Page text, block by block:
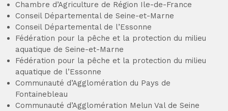
Chambre d’Agriculture de Région Ile-de-France
Conseil Départemental de Seine-et-Marne
Conseil Départemental de l’Essonne
Fédération pour la pêche et la protection du milieu
aquatique de Seine-et-Marne
Fédération pour la pêche et la protection du milieu
aquatique de l’Essonne
Communauté d’Agglomération du Pays de
Fontainebleau
Communauté d’Agglomération Melun Val de Seine